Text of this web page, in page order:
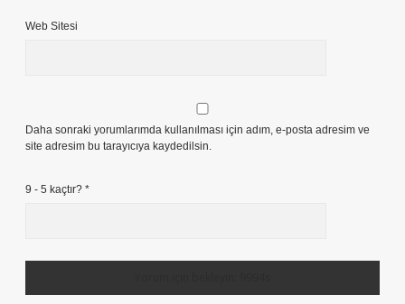
Web Sitesi
Daha sonraki yorumlarımda kullanılması için adım, e-posta adresim ve
site adresim bu tarayıcıya kaydedilsin.
9 - 5 kaçtır? *